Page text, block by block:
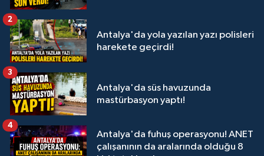
Antalya'da yola yazılan yazı polisleri
harekete geçirdi!
2
Antalya'da süs havuzunda
mastürbasyon yaptı!
3
Antalya'da fuhuş operasyonu! ANET
çalışanının da aralarında olduğu 8
4